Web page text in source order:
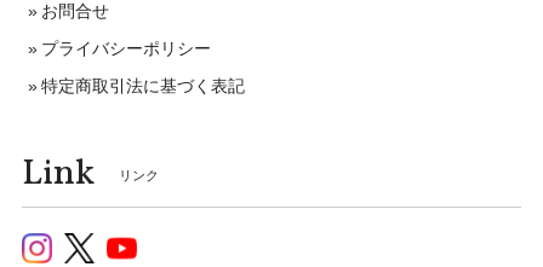
お問合せ
プライバシーポリシー
特定商取引法に基づく表記
Link リンク